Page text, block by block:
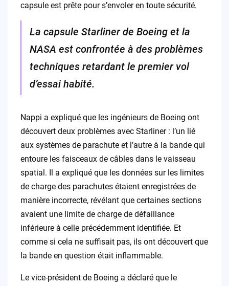
capsule est prête pour s’envoler en toute sécurité.
La capsule Starliner de Boeing et la
NASA est confrontée à des problèmes
techniques retardant le premier vol
d’essai habité.
Nappi a expliqué que les ingénieurs de Boeing ont
découvert deux problèmes avec Starliner : l’un lié
aux systèmes de parachute et l’autre à la bande qui
entoure les faisceaux de câbles dans le vaisseau
spatial. Il a expliqué que les données sur les limites
de charge des parachutes étaient enregistrées de
manière incorrecte, révélant que certaines sections
avaient une limite de charge de défaillance
inférieure à celle précédemment identifiée. Et
comme si cela ne suffisait pas, ils ont découvert que
la bande en question était inflammable.
Le vice-président de Boeing a déclaré que le